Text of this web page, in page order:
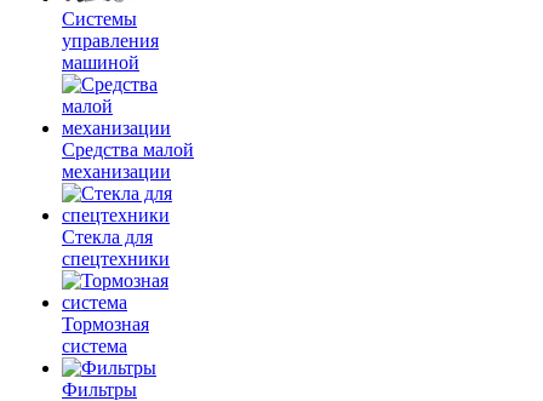
Системы
управления
машиной
Средства малой
механизации
Стекла для
спецтехники
Тормозная
система
Фильтры